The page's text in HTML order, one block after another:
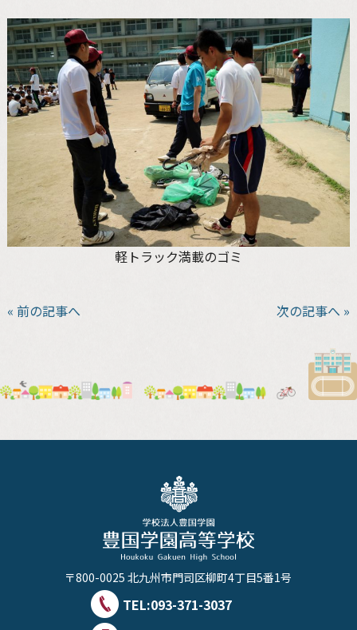
軽トラック満載のゴミ
« 前の記事へ 次の記事へ »
〒800-0025 北九州市門司区柳町4丁目5番1号
TEL:093-371-3037